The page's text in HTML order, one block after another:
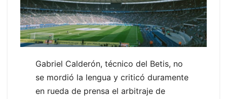
Gabriel Calderón, técnico del Betis, no
se mordió la lengua y criticó duramente
en rueda de prensa el arbitraje de